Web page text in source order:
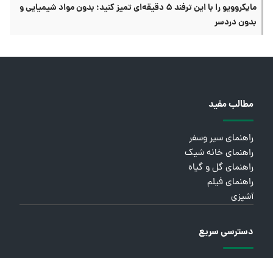
مایکروویو را با این ترفند ۵ دقیقه‌ای تمیز کنید؛ بدون مواد شیمیایی و
بدون دردسر
مطالب مفید
راهنمای سیر وسفر
راهنمای خانه شیک
راهنمای گل و گیاه
راهنمای فیلم
آشپزی
دسترسی سریع